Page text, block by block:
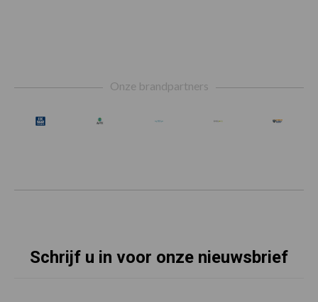
Onze brandpartners
Schrijf u in voor onze nieuwsbrief